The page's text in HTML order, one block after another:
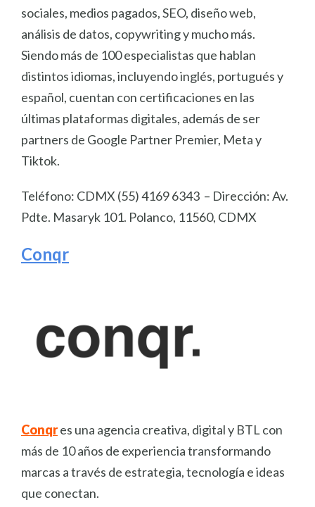
sociales, medios pagados, SEO, diseño web,
análisis de datos, copywriting y mucho más.
Siendo más de 100 especialistas que hablan
distintos idiomas, incluyendo inglés, portugués y
español, cuentan con certificaciones en las
últimas plataformas digitales, además de ser
partners de Google Partner Premier, Meta y
Tiktok.
Teléfono: CDMX (55) 4169 6343 – Dirección: Av.
Pdte. Masaryk 101. Polanco, 11560, CDMX
Conqr
Conqres una agencia creativa, digital y BTL con
más de 10 años de experiencia transformando
marcas a través de estrategia, tecnología e ideas
que conectan.